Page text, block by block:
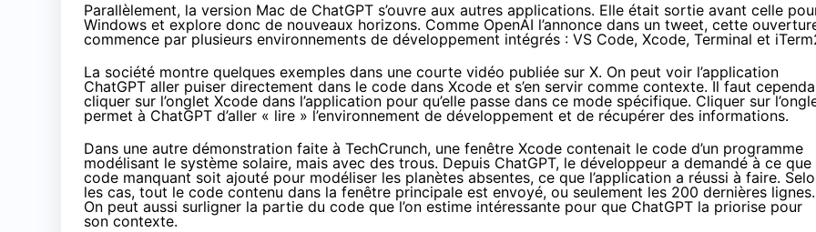
Parallèlement, la version Mac de ChatGPT s’ouvre aux autres applications. Elle était sortie avant celle
Windows et explore donc de nouveaux horizons. Comme OpenAI l’annonce dans un tweet, cette
commence par plusieurs environnements de développement intégrés : VS Code, Xcode, Terminal et
La société montre quelques exemples dans une courte vidéo publiée sur X. On peut voir l’application
ChatGPT aller puiser directement dans le code dans Xcode et s’en servir comme contexte. Il faut
cliquer sur l’onglet Xcode dans l’application pour qu’elle passe dans ce mode spécifique. Cliquer sur
permet à ChatGPT d’aller « lire » l’environnement de développement et de récupérer des informations.
Dans une autre démonstration faite à TechCrunch, une fenêtre Xcode contenait le code d’un programme
modélisant le système solaire, mais avec des trous. Depuis ChatGPT, le développeur a demandé à ce que
code manquant soit ajouté pour modéliser les planètes absentes, ce que l’application a réussi à faire.
les cas, tout le code contenu dans la fenêtre principale est envoyé, ou seulement les 200 dernières lignes.
On peut aussi surligner la partie du code que l’on estime intéressante pour que ChatGPT la priorise pour
son contexte.